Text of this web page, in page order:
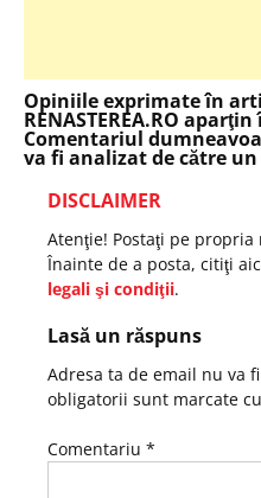
Opiniile exprimate în
RENASTEREA.RO
Comentariul
va fi analizat de către
DISCLAIMER
Atenţie! Postaţi pe propria
Înainte de a posta, citiţi
legali şi condiţii.
Lasă un răspuns
Adresa ta de email nu va
obligatorii sunt marcate cu
Comentariu *